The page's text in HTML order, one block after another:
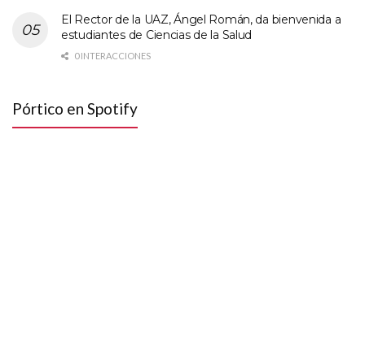
El Rector de la UAZ, Ángel Román, da bienvenida a
estudiantes de Ciencias de la Salud
0 INTERACCIONES
Pórtico en Spotify